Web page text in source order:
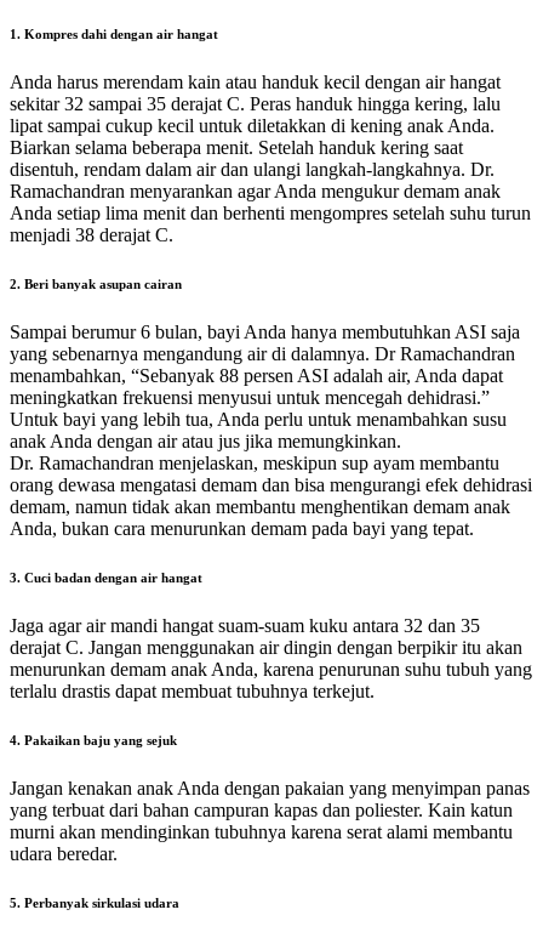
1. Kompres dahi dengan air hangat
Anda harus merendam kain atau handuk kecil dengan air hangat
sekitar 32 sampai 35 derajat C. Peras handuk hingga kering, lalu
lipat sampai cukup kecil untuk diletakkan di kening anak Anda.
Biarkan selama beberapa menit. Setelah handuk kering saat
disentuh, rendam dalam air dan ulangi langkah-langkahnya. Dr.
Ramachandran menyarankan agar Anda mengukur demam anak
Anda setiap lima menit dan berhenti mengompres setelah suhu turun
menjadi 38 derajat C.
2. Beri banyak asupan cairan
Sampai berumur 6 bulan, bayi Anda hanya membutuhkan ASI saja
yang sebenarnya mengandung air di dalamnya. Dr Ramachandran
menambahkan, “Sebanyak 88 persen ASI adalah air, Anda dapat
meningkatkan frekuensi menyusui untuk mencegah dehidrasi.”
Untuk bayi yang lebih tua, Anda perlu untuk menambahkan susu
anak Anda dengan air atau jus jika memungkinkan.
Dr. Ramachandran menjelaskan, meskipun sup ayam membantu
orang dewasa mengatasi demam dan bisa mengurangi efek dehidrasi
demam, namun tidak akan membantu menghentikan demam anak
Anda, bukan cara menurunkan demam pada bayi yang tepat.
3. Cuci badan dengan air hangat
Jaga agar air mandi hangat suam-suam kuku antara 32 dan 35
derajat C. Jangan menggunakan air dingin dengan berpikir itu akan
menurunkan demam anak Anda, karena penurunan suhu tubuh yang
terlalu drastis dapat membuat tubuhnya terkejut.
4. Pakaikan baju yang sejuk
Jangan kenakan anak Anda dengan pakaian yang menyimpan panas
yang terbuat dari bahan campuran kapas dan poliester. Kain katun
murni akan mendinginkan tubuhnya karena serat alami membantu
udara beredar.
5. Perbanyak sirkulasi udara